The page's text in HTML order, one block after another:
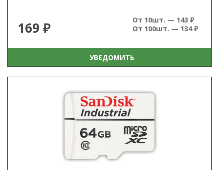
169 ₽
От 10шт. — 143 ₽
От 100шт. — 134 ₽
УВЕДОМИТЬ